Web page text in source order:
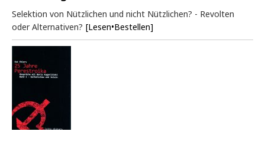
Selektion von Nützlichen und nicht Nützlichen? - Revolten
oder Alternativen? [Lesen•Bestellen]